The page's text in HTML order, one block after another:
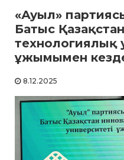
«Ауыл»
Батыс
технологиялық
ұжымымен
8.12.2025